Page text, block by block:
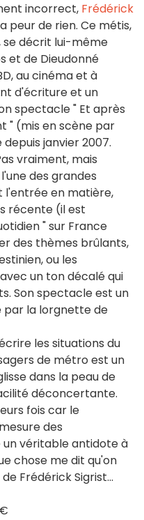
incorrect, Frédérick
peur de rien. Ce métis,
décrit lui-même
et de Dieudonné
au cinéma et à
d'écriture et un
spectacle " Et après
" (mis en scène par
janvier 2007.
vraiment, mais
des grandes
l'entrée en matière,
récente (il est
" sur France
des thèmes brûlants,
ou les
un ton décalé qui
Son spectacle est un
la lorgnette de
les situations du
de métro est un
dans la peau de
déconcertante.
fois car le
des
véritable antidote à
chose me dit qu'on
Frédérick Sigrist...